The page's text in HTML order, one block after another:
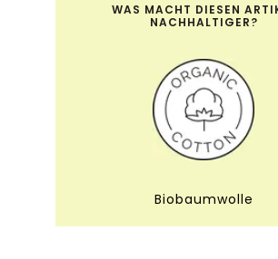
WAS MACHT DIESEN
NACHHALTIGER?
Biobaumwolle